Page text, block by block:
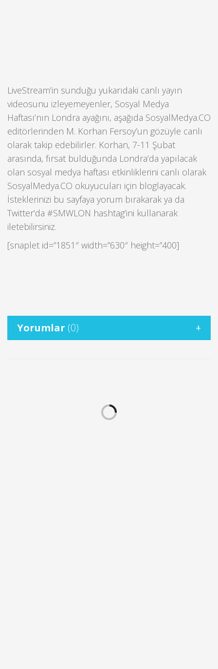
LiveStream’in sunduğu yukarıdaki canlı yayın
videosunu izleyemeyenler, Sosyal Medya
Haftası’nın Londra ayağını, aşağıda SosyalMedya.CO
editörlerinden M. Korhan Fersoy’un gözüyle canlı
olarak takip edebilirler. Korhan, 7-11 Şubat
arasında, fırsat bulduğunda Londra’da yapılacak
olan sosyal medya haftası etkinliklerini canlı olarak
SosyalMedya.CO okuyucuları için bloglayacak.
İsteklerinizi bu sayfaya yorum bırakarak ya da
Twitter’da #SMWLON hashtag’ini kullanarak
iletebilirsiniz.
[snaplet id=”1851″ width=”630″ height=”400]
Yorumlar (0)